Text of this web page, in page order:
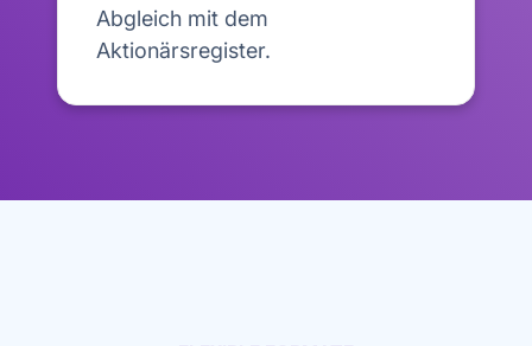
Abgleich mit dem
Aktionärsregister.